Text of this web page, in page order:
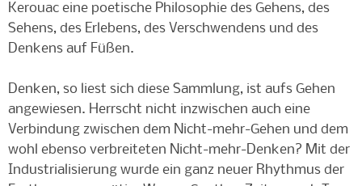
Kerouac eine poetische Philosophie des Gehens, des
Sehens, des Erlebens, des Verschwendens und des
Denkens auf Füßen.
Denken, so liest sich diese Sammlung, ist aufs Gehen
angewiesen. Herrscht nicht inzwischen auch eine
Verbindung zwischen dem Nicht-mehr-Gehen und dem
wohl ebenso verbreiteten Nicht-mehr-Denken? Mit der
Industrialisierung wurde ein ganz neuer Rhythmus der